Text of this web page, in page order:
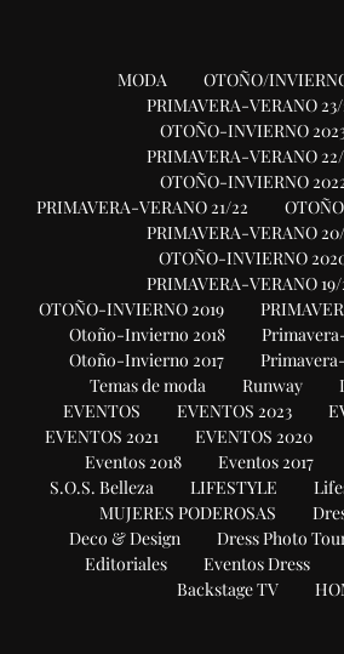
MODA
OTOÑO/
PRIMAVERA-VERANO
OTOÑO-INVIERNO
PRIMAVERA-VERANO
OTOÑO-INVIERNO
PRIMAVERA-VERANO 21/22
PRIMAVERA-VERANO
OTOÑO-INVIERNO
PRIMAVERA-VERANO
OTOÑO-INVIERNO 2019
Otoño-Invierno 2018
Otoño-Invierno 2017
Temas de moda
Runway
EVENTOS
EVENTOS 2023
EVENTOS 2021
EVENTOS 2020
Eventos 2018
Eventos 2017
S.O.S. Belleza
LIFESTYLE
MUJERES PODEROSAS
Deco & Design
Dress Photo
Editoriales
Eventos Dress
Backstage TV